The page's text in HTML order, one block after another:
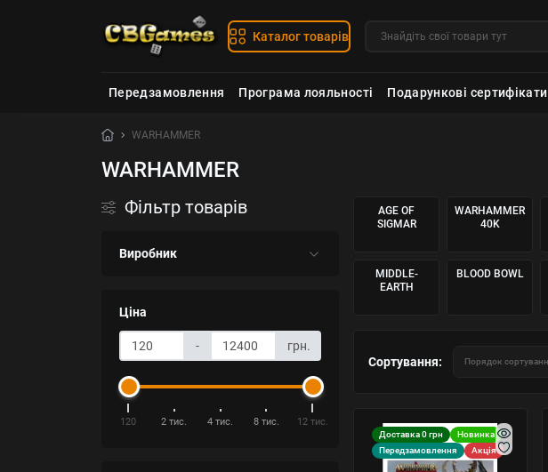
Каталог товарів
Передзамовлення Програма лояльності Подарункові сертифікати
WARHAMMER
WARHAMMER
Фільтр товарів
Виробник
Ціна
- грн.
120 2 тис. 4 тис. 8 тис. 12 тис.
AGE OF
SIGMAR
WARHAMMER
40K
MIDDLE-
EARTH
BLOOD BOWL
Сортування:
Доставка 0 грн
Новинка
Передзамовлення
Акція